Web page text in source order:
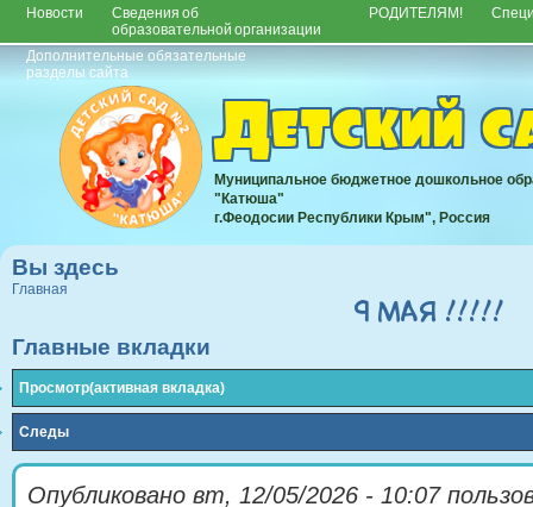
Новости
Сведения об
образовательной организации
РОДИТЕЛЯМ!
Дополнительные обязательные
разделы сайта
Детский
Муниципальное бюджетное дошкольное
"Катюша"
г.Феодосии Республики Крым", Россия
Вы здесь
Главная
9 МАЯ !!!!!
Главные вкладки
Просмотр(активная вкладка)
Следы
Опубликовано вт, 12/05/2026 - 10:07